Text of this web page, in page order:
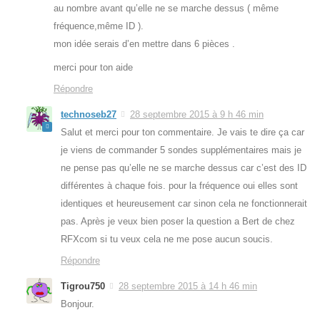
au nombre avant qu’elle ne se marche dessus ( même
fréquence,même ID ).
mon idée serais d’en mettre dans 6 pièces .
merci pour ton aide
Répondre
technoseb27
28 septembre 2015 à 9 h 46 min
Salut et merci pour ton commentaire. Je vais te dire ça car
je viens de commander 5 sondes supplémentaires mais je
ne pense pas qu’elle ne se marche dessus car c’est des ID
différentes à chaque fois. pour la fréquence oui elles sont
identiques et heureusement car sinon cela ne fonctionnerait
pas. Après je veux bien poser la question a Bert de chez
RFXcom si tu veux cela ne me pose aucun soucis.
Répondre
Tigrou750
28 septembre 2015 à 14 h 46 min
Bonjour.